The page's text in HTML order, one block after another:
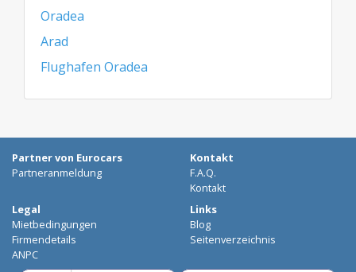
Oradea
Arad
Flughafen Oradea
Partner von Eurocars
Partneranmeldung
Kontakt
F.A.Q.
Kontakt
Legal
Mietbedingungen
Firmendetails
ANPC
Links
Blog
Seitenverzeichnis